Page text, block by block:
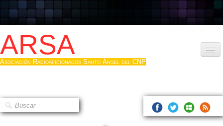
ARSA
Asociación Radioaficionados Santo Ángel del CNP
Que es la ARSA